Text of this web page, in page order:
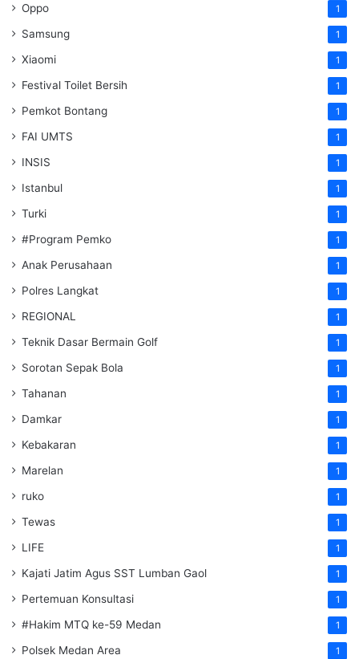
Oppo 1
Samsung 1
Xiaomi 1
Festival Toilet Bersih 1
Pemkot Bontang 1
FAI UMTS 1
INSIS 1
Istanbul 1
Turki 1
#Program Pemko 1
Anak Perusahaan 1
Polres Langkat 1
REGIONAL 1
Teknik Dasar Bermain Golf 1
Sorotan Sepak Bola 1
Tahanan 1
Damkar 1
Kebakaran 1
Marelan 1
ruko 1
Tewas 1
LIFE 1
Kajati Jatim Agus SST Lumban Gaol 1
Pertemuan Konsultasi 1
#Hakim MTQ ke-59 Medan 1
Polsek Medan Area 1